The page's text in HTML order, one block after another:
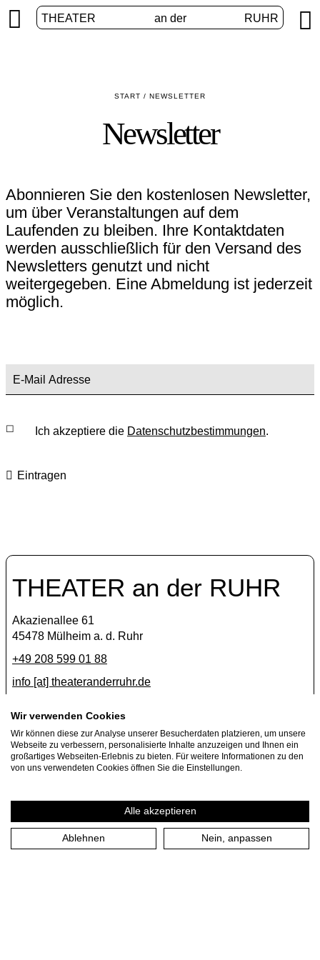
THEATER an der RUHR
 
START / NEWSLETTER
Newsletter
Abonnieren Sie den kostenlosen Newsletter,
um über Veranstaltungen auf dem
Laufenden zu bleiben. Ihre Kontaktdaten
werden ausschließlich für den Versand des
Newsletters genutzt und nicht
weitergegeben. Eine Abmeldung ist jederzeit
möglich.
Ich akzeptiere die Datenschutzbestimmungen.
Eintragen
THEATER an der RUHR
Akazienallee 61
45478 Mülheim a. d. Ruhr
+49 208 599 01 88
info [​at​] theateranderruhr.de
Facebook
Instagram
Newsletter
Datenschutzerklärung Cookie-Einstellungen
Wir verwenden Cookies
Wir können diese zur Analyse unserer Besucherdaten platzieren, um unsere
Webseite zu verbessern, personalisierte Inhalte anzuzeigen und Ihnen ein
großartiges Webseiten-Erlebnis zu bieten. Für weitere Informationen zu den
von uns verwendeten Cookies öffnen Sie die Einstellungen.
Alle akzeptieren
Ablehnen Nein, anpassen